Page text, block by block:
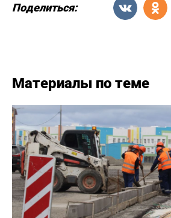
Поделиться:
Материалы по теме